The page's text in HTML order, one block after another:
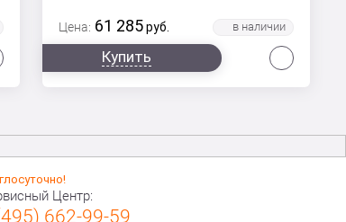
Цена: 61 285 руб.
Купить
Центр:
662-99-59